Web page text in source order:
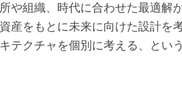
や組織、時代に合わせた最適解
産をもとに未来に向けた設計を
テクチャを個別に考える、とい